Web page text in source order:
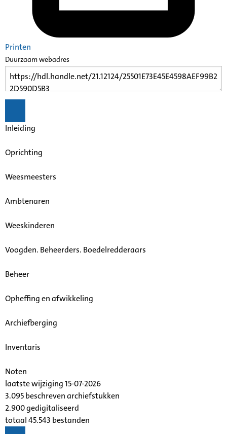
Printen
Duurzaam webadres
Inleiding
Oprichting
Weesmeesters
Ambtenaren
Weeskinderen
Voogden. Beheerders. Boedelredderaars
Beheer
Opheffing en afwikkeling
Archiefberging
Inventaris
Noten
laatste wijziging 15-07-2026
3.095 beschreven archiefstukken
2.900 gedigitaliseerd
totaal 45.543 bestanden